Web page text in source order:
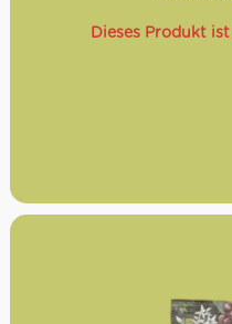
Dieses Produkt